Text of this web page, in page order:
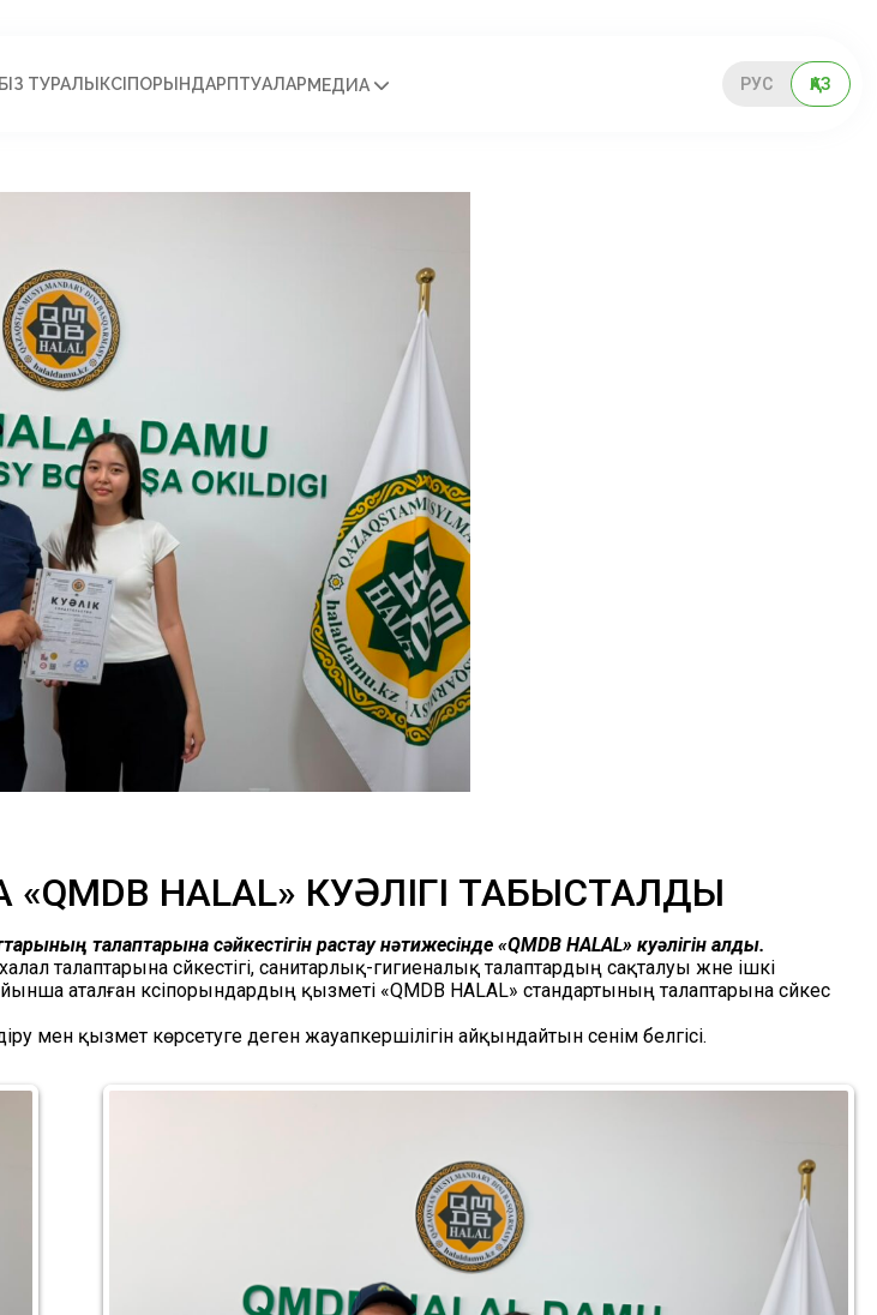
БІЗ ТУРАЛЫ КӘСІПОРЫНДАРПӘТУАЛАРМЕДИА РУС ҚАЗ
HALAL» КУӘЛІГІ ТАБЫСТАЛДЫ
талаптарына сәйкестігін растау нәтижесінде «QMDB HALAL» куәлігін алды.
талаптарына сәйкестігі, санитарлық-гигиеналық талаптардың сақталуы және ішкі
аталған кәсіпорындардың қызметі «QMDB HALAL» стандартының талаптарына сәйкес
мен қызмет көрсетуге деген жауапкершілігін айқындайтын сенім белгісі.